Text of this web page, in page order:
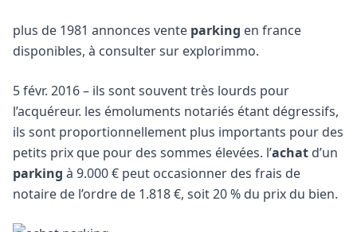
plus de 1981 annonces vente parking en france
disponibles, à consulter sur explorimmo.
5 févr. 2016 – ils sont souvent très lourds pour
l’acquéreur. les émoluments notariés étant dégressifs,
ils sont proportionnellement plus importants pour des
petits prix que pour des sommes élevées. l’achat d’un
parking à 9.000 € peut occasionner des frais de
notaire de l’ordre de 1.818 €, soit 20 % du prix du bien.